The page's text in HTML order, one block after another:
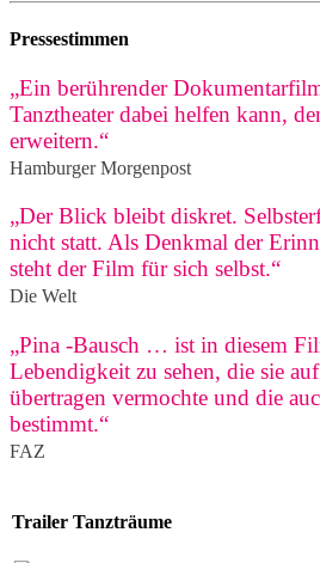
Pressestimmen
„Ein berührender
Tanztheater dabei helfen kann,
erweitern.“
Hamburger Morgenpost
„Der Blick bleibt diskret.
nicht statt. Als Denkmal der
steht der Film für sich selbst.“
Die Welt
„Pina -Bausch … ist in diesem
Lebendigkeit zu sehen, die sie
übertragen vermochte und die
bestimmt.“
FAZ
Trailer Tanzträume